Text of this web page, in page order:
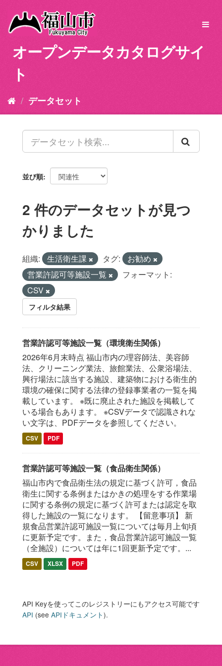
オープンデータカタログサイ
ト
データセット
並び順
2 件のデータセットが見つ
かりました
組織: 生活衛生課 タグ:
お勧め
営業許認可等施設一覧
フォーマット:
CSV
フィルタ結果
営業許認可等施設一覧（環境衛生関係）
2026年6月末時点 福山市内の理容師法、美容師
法、クリーニング業法、旅館業法、公衆浴場法、
興行場法に該当する施設、建築物における衛生的
環境の確保に関する法律の登録事業者の一覧を掲
載しています。 ※既に廃止された施設を掲載して
いる場合もあります。 ※CSVデータで認識されな
い文字は、PDFデータを参照してください。
CSV PDF
営業許認可等施設一覧（食品衛生関係）
福山市内で食品衛生法の規定に基づく許可，食品
衛生に関する条例またはかきの処理をする作業場
に関する条例の規定に基づく許可または認定を取
得した施設の一覧になります。 【留意事項】 新
規食品営業許認可施設一覧については毎月上旬頃
に更新予定です。また，食品営業許認可施設一覧
（全施設）については年に1回更新予定です。...
CSV XLSX PDF
API Keyを使ってこのレジストリーにもアクセス可能です
API (see APIドキュメント).